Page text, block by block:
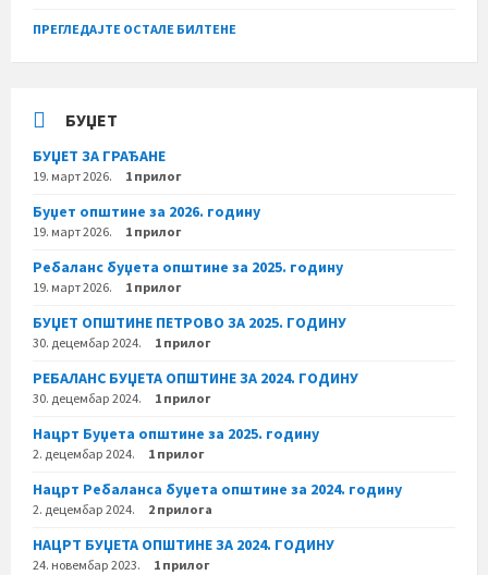
ПРЕГЛЕДАЈТЕ ОСТАЛЕ БИЛТЕНЕ
БУЏЕТ
БУЏЕТ ЗА ГРАЂАНЕ
19. март 2026. 1 прилог
Буџет општине за 2026. годину
19. март 2026. 1 прилог
Ребаланс буџета општине за 2025. годину
19. март 2026. 1 прилог
БУЏЕТ ОПШТИНЕ ПЕТРОВО ЗА 2025. ГОДИНУ
30. децембар 2024. 1 прилог
РЕБАЛАНС БУЏЕТА ОПШТИНЕ ЗА 2024. ГОДИНУ
30. децембар 2024. 1 прилог
Нацрт Буџета општине за 2025. годину
2. децембар 2024. 1 прилог
Нацрт Ребаланса буџета општине за 2024. годину
2. децембар 2024. 2 прилога
НАЦРТ БУЏЕТА ОПШТИНЕ ЗА 2024. ГОДИНУ
24. новембар 2023. 1 прилог